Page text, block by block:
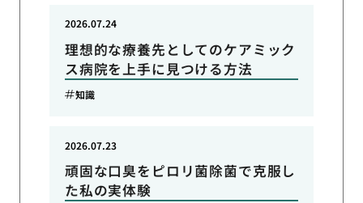
理想的な療養先としてのケアミック
ス病院を上手に見つける方法
2026.07.24
知識
頑固な口臭をピロリ菌除菌で克服し
た私の実体験
2026.07.23